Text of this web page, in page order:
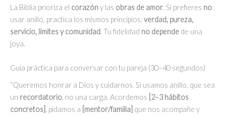
La Biblia prioriza el corazóny las obras de amor. Si prefieres no
usar anillo, practica los mismos principios:verdad, pureza,
servicio, límites y comunidad. Tu fidelidad no depende de una
joya.
Guía práctica para conversar con tu pareja (30–40 segundos)
“Queremos honrar a Dios y cuidarnos. Si usamos anillo, que sea
un recordatorio, no una carga. Acordemos [2–3 hábitos
concretos] , pidamos a [mentor/familia] que nos acompañe y